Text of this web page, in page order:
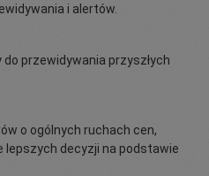
i alertów.
przewidywania przyszłych
o ogólnych ruchach cen,
lepszych decyzji na podstawie